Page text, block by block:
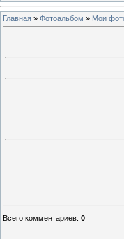
Главная » Фотоальбом » Мои
Всего комментариев: 0